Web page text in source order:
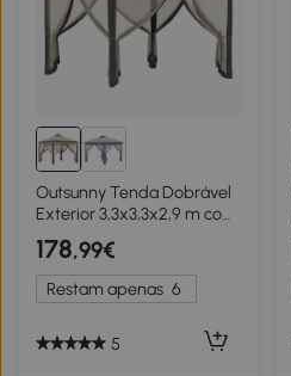
Outsunny Tenda Dobrável
Exterior 3,3x3,3x2,9 m com
Luzes LED e Controle
Remoto 4 Mosquiteiras
Removíveis e Bolsa de
Transporte Bege
178,99€
Restam apenas 6
5